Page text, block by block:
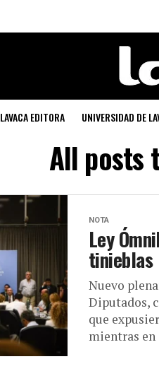
LAVACA EDITORA UNIVERSIDAD DE
All posts
NOTA
Ley
tinieblas
Nuevo
Diputados,
que
mientras en